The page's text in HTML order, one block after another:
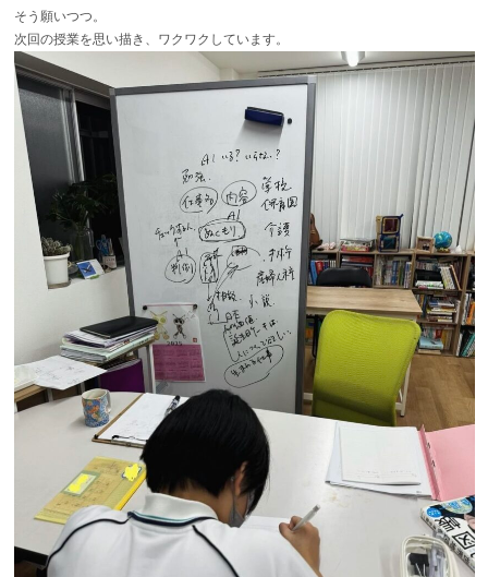
そう願いつつ。
次回の授業を思い描き、ワクワクしています。